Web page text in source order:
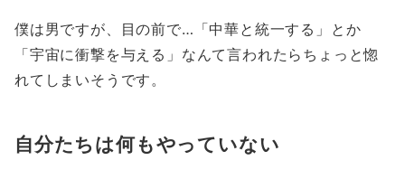
僕は男ですが、目の前で…「中華と統一する」とか
「宇宙に衝撃を与える」なんて言われたらちょっと惚
れてしまいそうです。
自分たちは何もやっていない